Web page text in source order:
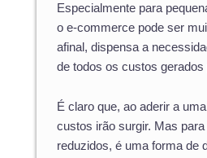
Especialmente para
o e-commerce pode ser
afinal, dispensa a
de todos os custos gerados
É claro que, ao aderir a
custos irão surgir. Mas
reduzidos, é uma forma de